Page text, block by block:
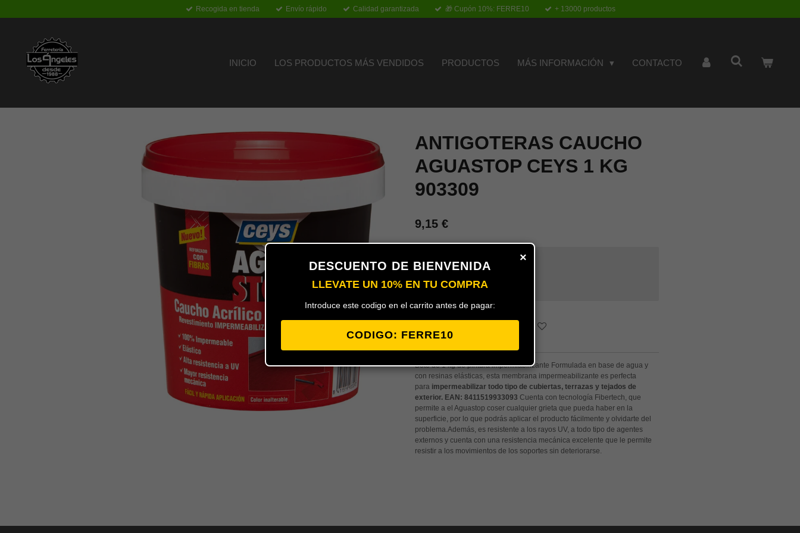
Recogida en tienda Envío rápido Calidad garantizada 🎁 Cupón 10%: FERRE10 + 13000 productos
INICIO LOS PRODUCTOS MÁS VENDIDOS PRODUCTOS MÁS INFORMACIÓN CONTACTO
ANTIGOTERAS CAUCHO
AGUASTOP CEYS 1 KG
903309
9,15 €
Bote de 1 kg de pintura impermiabilizante Formulada en base de agua y
con resinas elásticas, esta membrana impermeabilizante es perfecta
para impermeabilizar todo tipo de cubiertas, terrazas y tejados de
exterior. EAN: 8411519933093 Cuenta con tecnología Fibertech, que
permite a el Aguastop coser cualquier grieta que pueda haber en la
superficie, por lo que podrás aplicar el producto fácilmente y olvidarte del
problema.Además, es resistente a los rayos UV, a todo tipo de agentes
externos y cuenta con una resistencia mecánica excelente que le permite
resistir a los movimientos de los soportes sin deteriorarse.
×
DESCUENTO DE BIENVENIDA
LLEVATE UN 10% EN TU COMPRA
Introduce este codigo en el carrito antes de pagar:
CODIGO: FERRE10